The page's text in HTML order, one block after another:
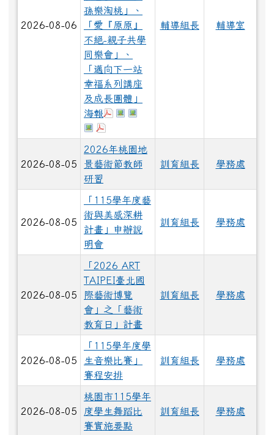
2026-08-06
孫樂淘桃」、
「愛『原原』
不絕-親子共學
同樂會」、
「邁向下一站
幸福系列講座
及成長團體」
海報
下載：邁向下一站幸福系列講座及
於彈跳視窗觀看：愛『原原』不
於彈跳視窗觀看：暑期親子電影營.jpg
輔導組長 輔導室
2026-08-05
2026年桃園地
景藝術節教師
研習
訓育組長 學務處
2026-08-05
「115學年度藝
術與美感深耕
計畫」申辦說
明會
訓育組長 學務處
2026-08-05
「2026 ART
TAIPEI臺北國
際藝術博覽
會」之「藝術
教育日」計畫
訓育組長 學務處
2026-08-05
「115學年度學
生音樂比賽」
賽程安排
訓育組長 學務處
2026-08-05
桃園市115學年
度學生舞蹈比
賽實施要點
訓育組長 學務處